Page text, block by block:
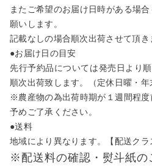
またご希望のお届け日時がある場
願いします。
記載なしの場合順次出荷させて頂き
●お届け日の目安
先行予約品については発売日より
順次出荷致します。（定休日曜・年
※農産物の為出荷時期が１週間程度
予めご了承ください。
●送料
地域により異なります。【配送クラ
※配送料の確認・熨斗紙の
ドライフルーツ
はちみつ(蜂蜜)
セット商品
数量限定高級品